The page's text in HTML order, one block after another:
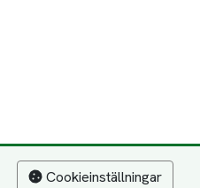
Cookieinställningar